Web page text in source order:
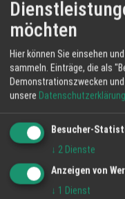
Solestar
Deck
Angebot
Angebot
möchten
Hier können Sie einsehen
sammeln. Einträge, die als
Demonstrationszwecken
unsere Datenschutzerklärung
Besucher-
↓ 2 Dienste
Anzeigen von
↓ 1 Dienst